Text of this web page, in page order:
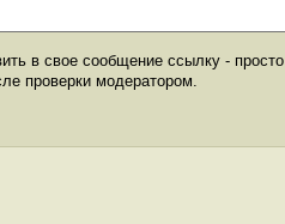
в свое сообщение ссылку - просто
проверки модератором.